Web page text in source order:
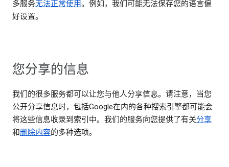
多服务无法正常使用。例如，我们可能无法保存您的语言偏
好设置。
您分享的信息
我们的很多服务都可以让您与他人分享信息。请注意，当您
公开分享信息时，包括Google在内的各种搜索引擎都可能会
将这些信息收录到索引中。我们的服务向您提供了有关分享
和删除内容的多种选项。